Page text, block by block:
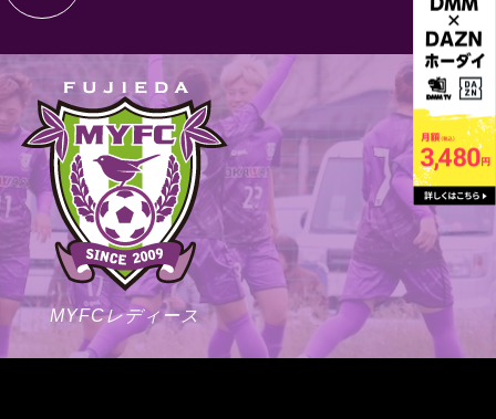
MYFCレディース